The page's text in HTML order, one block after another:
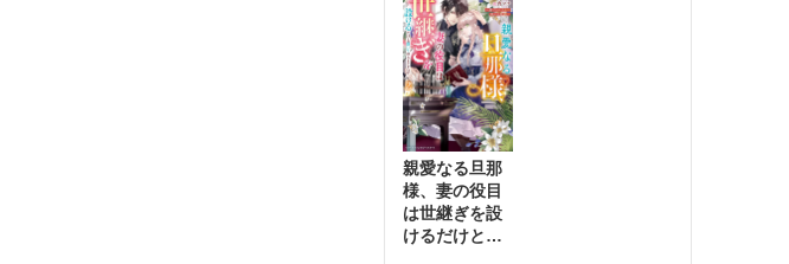
親愛なる旦那
様、妻の役目
は世継ぎを設
けるだけと聞